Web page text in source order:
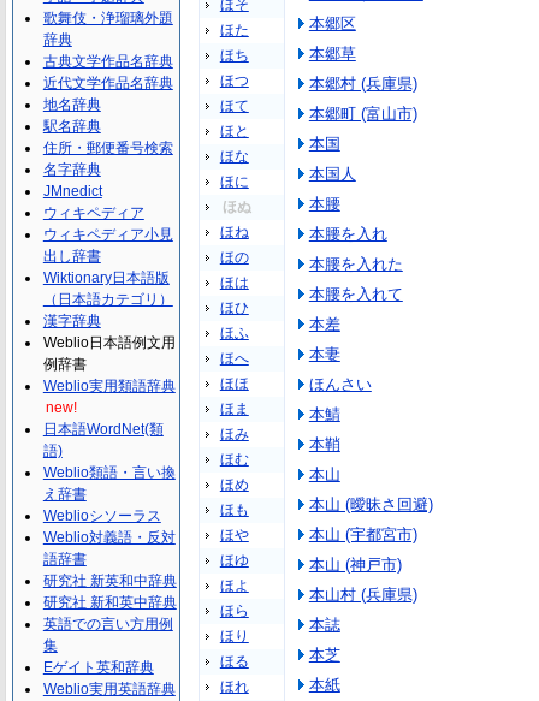
ほそ
ほた
ほち
ほつ
ほて
ほと
ほな
ほに
ほぬ
ほね
ほの
ほは
ほひ
ほふ
ほへ
ほほ
ほま
ほみ
ほむ
ほめ
ほも
ほや
ほゆ
ほよ
ほら
ほり
ほる
ほれ
本郷区
本郷草
本郷村 (兵庫県)
本郷町 (富山市)
本国
本国人
本腰
本腰を入れ
本腰を入れた
本腰を入れて
本差
本妻
ほんさい
本鯖
本鞘
本山
本山 (曖昧さ回避)
本山 (宇都宮市)
本山 (神戸市)
本山村 (兵庫県)
本誌
本芝
本紙
歌舞伎・浄瑠璃外題
辞典
古典文学作品名辞典
近代文学作品名辞典
地名辞典
駅名辞典
住所・郵便番号検索
名字辞典
JMnedict
ウィキペディア
ウィキペディア小見
出し辞書
Wiktionary日本語版
（日本語カテゴリ）
漢字辞典
Weblio日本語例文用
例辞書
Weblio実用類語辞典
new!
日本語WordNet(類
語)
Weblio類語・言い換
え辞書
Weblioシソーラス
Weblio対義語・反対
語辞書
研究社 新英和中辞典
研究社 新和英中辞典
英語での言い方用例
集
Eゲイト英和辞典
Weblio実用英語辞典